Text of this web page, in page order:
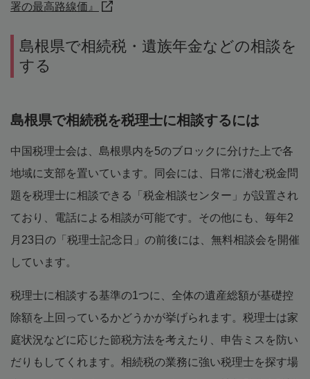
署の最高路線価』
島根県で相続税・遺族年金などの相談を
する
島根県で相続税を税理士に相談するには
中国税理士会は、島根県内を5のブロックに分けた上で各
地域に支部を置いています。同会には、日常に潜む税金問
題を税理士に相談できる「税金相談センター」が設置され
ており、電話による相談が可能です。その他にも、毎年2
月23日の「税理士記念日」の前後には、無料相談会を開催
しています。
税理士に相談する基準の1つに、全体の遺産総額が基礎控
除額を上回っているかどうかが挙げられます。税理士は家
庭状況などに応じた節税方法を考えたり、申告ミスを防い
だりもしてくれます。相続税の業務に強い税理士を探す場